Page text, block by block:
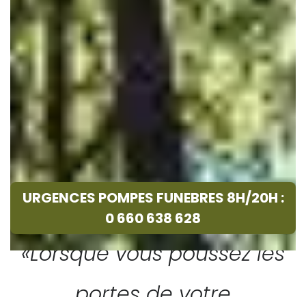
URGENCES POMPES FUNEBRES 8H/20H :
0 660 638 628
«Lorsque vous poussez les